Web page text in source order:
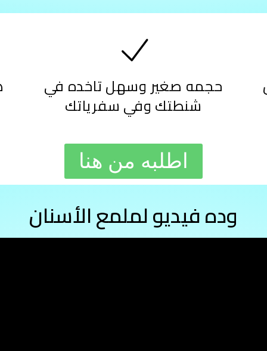
حجمه صغير وسهل تاخده في
شنطتك وفي سفرياتك
اطلبه من هنا
وده فيديو لملمع الأسنان